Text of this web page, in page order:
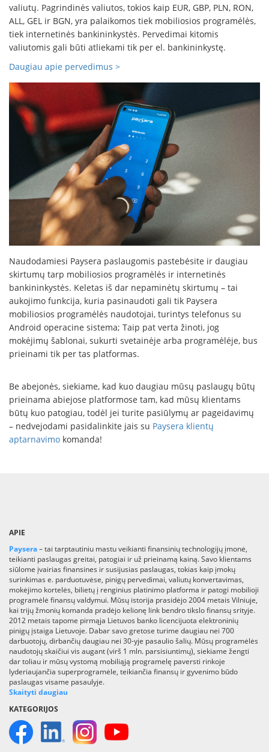
valiutų. Pagrindinės valiutos, tokios kaip EUR, GBP, PLN, RON,
ALL, GEL ir BGN, yra palaikomos tiek mobiliosios programėlės,
tiek internetinės bankininkystės. Pervedimai kitomis
valiutomis gali būti atliekami tik per el. bankininkystę.
Daugiau apie pervedimus >
Naudodamiesi Paysera paslaugomis pastebėsite ir daugiau
skirtumų tarp mobiliosios programėlės ir internetinės
bankininkystės. Keletas iš dar nepaminėtų skirtumų – tai
aukojimo funkcija, kuria pasinaudoti gali tik Paysera
mobiliosios programėlės naudotojai, turintys telefonus su
Android operacine sistema; Taip pat verta žinoti, jog
mokėjimų šablonai, sukurti svetainėje arba programėlėje, bus
prieinami tik per tas platformas.
Be abejonės, siekiame, kad kuo daugiau mūsų paslaugų būtų
prieinama abiejose platformose tam, kad mūsų klientams
būtų kuo patogiau, todėl jei turite pasiūlymų ar pageidavimų
– nedvejodami pasidalinkite jais su Paysera klientų
aptarnavimo komanda!
APIE
Paysera– tai tarptautiniu mastu veikianti finansinių technologijų įmonė,
teikianti paslaugas greitai, patogiai ir už prieinamą kainą. Savo klientams
siūlome įvairias finansines ir susijusias paslaugas, tokias kaip įmokų
surinkimas e. parduotuvėse, pinigų pervedimai, valiutų konvertavimas,
mokėjimo kortelės, bilietų į renginius platinimo platforma ir patogi mobilioji
programėlė finansų valdymui. Mūsų istorija prasidėjo 2004 metais Vilniuje,
kai trijų žmonių komanda pradėjo kelionę link bendro tikslo finansų srityje.
2012 metais tapome pirmąja Lietuvos banko licencijuota elektroninių
pinigų įstaiga Lietuvoje. Dabar savo gretose turime daugiau nei 700
darbuotojų, dirbančių daugiau nei 30-yje pasaulio šalių. Mūsų programėlės
naudotojų skaičiui vis augant (virš 1 mln. parsisiuntimų), siekiame žengti
dar toliau ir mūsų vystomą mobiliąją programelę paversti rinkoje
lyderiaujančia superprogramėle, teikiančia finansų ir gyvenimo būdo
paslaugas visame pasaulyje.
Skaityti daugiau
KATEGORIJOS